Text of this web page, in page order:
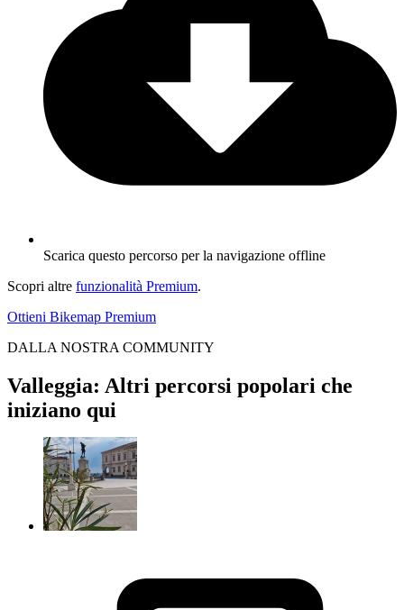
Scarica questo percorso per la navigazione offline
Scopri altre funzionalità Premium.
Ottieni Bikemap Premium
DALLA NOSTRA COMMUNITY
Valleggia: Altri percorsi popolari che
iniziano qui